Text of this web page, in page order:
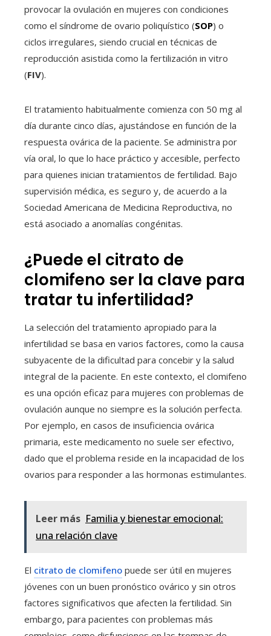
provocar la ovulación en mujeres con condiciones
como el síndrome de ovario poliquístico (SOP) o
ciclos irregulares, siendo crucial en técnicas de
reproducción asistida como la fertilización in vitro
(FIV).
El tratamiento habitualmente comienza con 50 mg al
día durante cinco días, ajustándose en función de la
respuesta ovárica de la paciente. Se administra por
vía oral, lo que lo hace práctico y accesible, perfecto
para quienes inician tratamientos de fertilidad. Bajo
supervisión médica, es seguro y, de acuerdo a la
Sociedad Americana de Medicina Reproductiva, no
está asociado a anomalías congénitas.
¿Puede el citrato de
clomifeno ser la clave para
tratar tu infertilidad?
La selección del tratamiento apropiado para la
infertilidad se basa en varios factores, como la causa
subyacente de la dificultad para concebir y la salud
integral de la paciente. En este contexto, el clomifeno
es una opción eficaz para mujeres con problemas de
ovulación aunque no siempre es la solución perfecta.
Por ejemplo, en casos de insuficiencia ovárica
primaria, este medicamento no suele ser efectivo,
dado que el problema reside en la incapacidad de los
ovarios para responder a las hormonas estimulantes.
Leer más Familia y bienestar emocional:
una relación clave
El citrato de clomifeno puede ser útil en mujeres
jóvenes con un buen pronóstico ovárico y sin otros
factores significativos que afecten la fertilidad. Sin
embargo, para pacientes con problemas más